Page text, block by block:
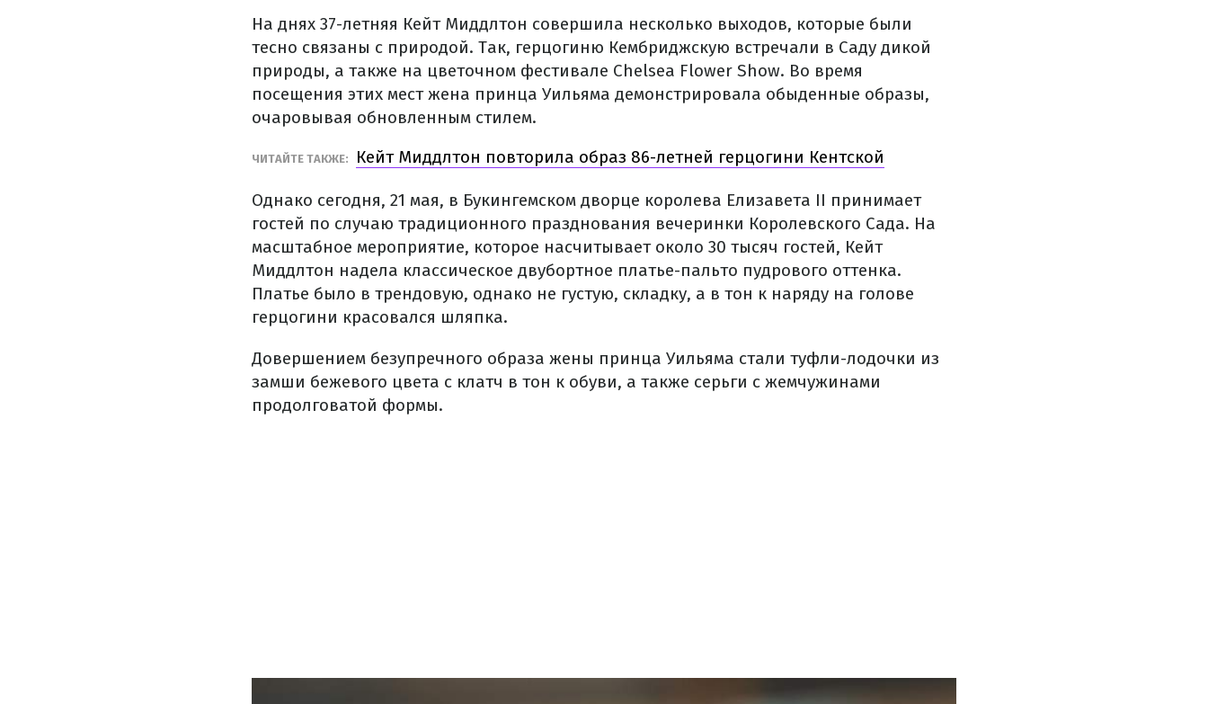
На днях 37-летняя Кейт Миддлтон совершила несколько выходов, которые были
тесно связаны с природой. Так, герцогиню Кембриджскую встречали в Саду дикой
природы, а также на цветочном фестивале Сhеlsеа Flоwer Shоw. Во время
посещения этих мест жена принца Уильяма демонстрировала обыденные образы,
очаровывая обновленным стилем.
ЧИТАЙТЕ ТАКЖЕ: Кейт Миддлтон повторила образ 86-летней герцогини Кентской
Однако сегодня, 21 мая, в Букингемском дворце королева Елизавета II принимает
гостей по случаю традиционного празднования вечеринки Королевского Сада. На
масштабное мероприятие, которое насчитывает около 30 тысяч гостей, Кейт
Миддлтон надела классическое двубортное платье-пальто пудрового оттенка.
Платье было в трендовую, однако не густую, складку, а в тон к наряду на голове
герцогини красовался шляпка.
Довершением безупречного образа жены принца Уильяма стали туфли-лодочки из
замши бежевого цвета с клатч в тон к обуви, а также серьги с жемчужинами
продолговатой формы.